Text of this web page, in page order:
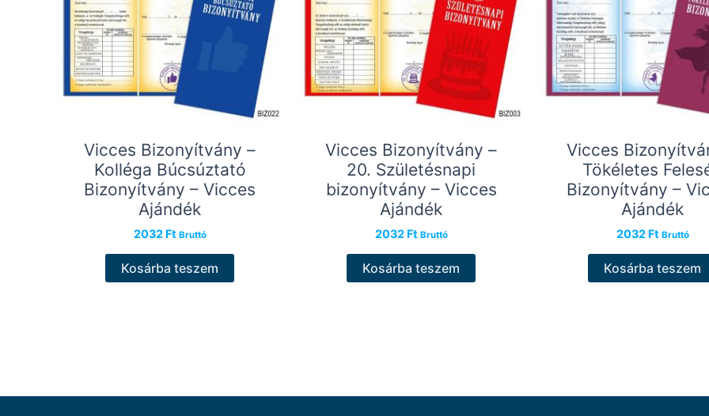
Vicces Bizonyítvány –
Kolléga Búcsúztató
Bizonyítvány – Vicces
Ajándék
2032 Ft Bruttó
Kosárba teszem
Vicces Bizonyítvány –
20. Születésnapi
bizonyítvány – Vicces
Ajándék
2032 Ft Bruttó
Kosárba teszem
Vicces
Tökéletes
Bizonyítvány –
Ajándék
2032 Ft Bruttó
Kosárba teszem